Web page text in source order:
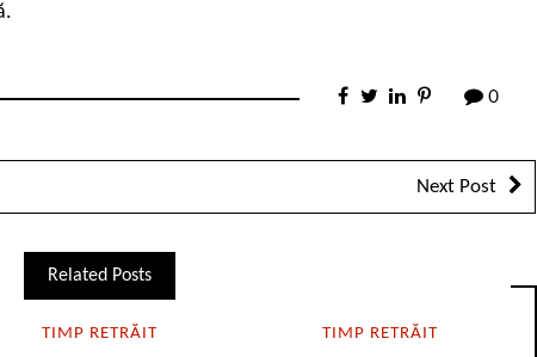
0
Next Post
Related Posts
TIMP RETRĂIT TIMP RETRĂIT